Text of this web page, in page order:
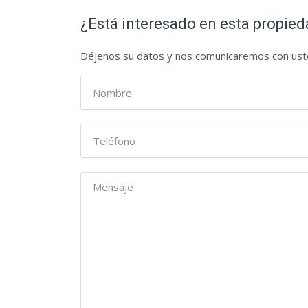
¿Está interesado en esta
Déjenos su datos y nos comunicaremos con